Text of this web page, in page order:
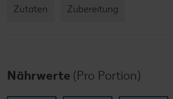
Zutaten Zubereitung
Nährwerte (Pro Portion)